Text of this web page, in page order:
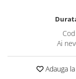
Lucrarea cu Copiii
Ai
Adauga